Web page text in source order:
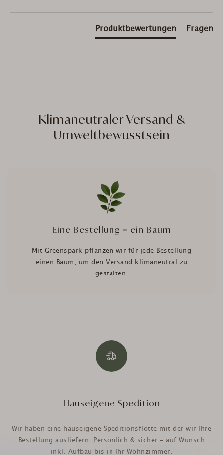
Produktbewertungen Fragen
Klimaneutraler Versand &
Umweltbewusstsein
Eine Bestellung = ein Baum
Mit Greenspark pflanzen wir für jede Bestellung
einen Baum, um den Versand klimaneutral zu
gestalten.
Hauseigene Spedition
Wir haben eine hauseigene Speditionsflotte mit der wir Ihre
Bestellung ausliefern. Persönlich & sicher - auf Wunsch
inkl. Aufbau bis in Ihr Wohnzimmer.